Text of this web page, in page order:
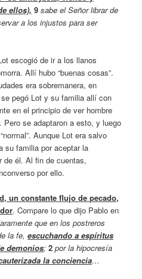
ellos), 9 sabe el Señor librar de
a los injustos para ser
escogió de ir a los llanos
Allí hubo “buenas cosas”.
era sobremanera, en
pegó Lot y su familia allí con
en el principio de ver hombre
se adaptaron a esto, y luego
Aunque Lot era salvo
su familia por aceptar la
de él. Al fin de cuentas,
por ello.
un constante flujo de pecado,
. Compare lo que dijo Pablo en
que en los postreros
la fe,escuchando a espíritus
demonios;2 por la hipocresía
la conciencia…